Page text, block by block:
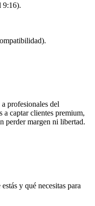
9:16).
profesionales del
a captar clientes premium,
perder margen ni libertad.
y qué necesitas para